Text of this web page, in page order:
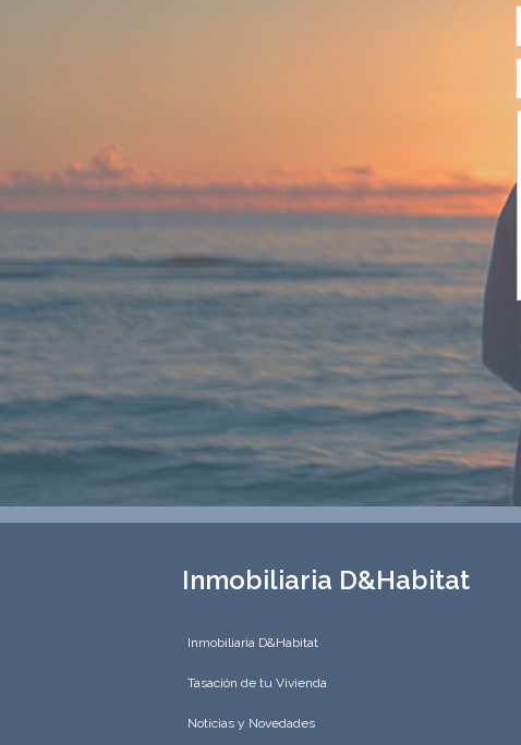
Inmobiliaria D&Habitat
Inmobiliaria D&Habitat
Tasación de tu Vivienda
Noticias y Novedades